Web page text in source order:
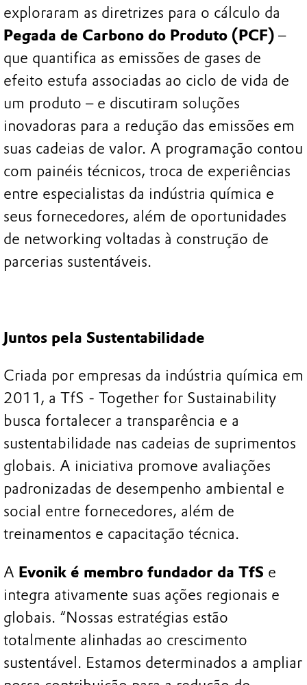
exploraram as diretrizes para o cálculo da
Pegada de Carbono do Produto (PCF) –
que quantifica as emissões de gases de
efeito estufa associadas ao ciclo de vida de
um produto – e discutiram soluções
inovadoras para a redução das emissões em
suas cadeias de valor. A programação contou
com painéis técnicos, troca de experiências
entre especialistas da indústria química e
seus fornecedores, além de oportunidades
de networking voltadas à construção de
parcerias sustentáveis.
Juntos pela Sustentabilidade
Criada por empresas da indústria química em
2011, a TfS - Together for Sustainability
busca fortalecer a transparência e a
sustentabilidade nas cadeias de suprimentos
globais. A iniciativa promove avaliações
padronizadas de desempenho ambiental e
social entre fornecedores, além de
treinamentos e capacitação técnica.
A Evonik é membro fundador da TfS e
integra ativamente suas ações regionais e
globais. “Nossas estratégias estão
totalmente alinhadas ao crescimento
sustentável. Estamos determinados a ampliar